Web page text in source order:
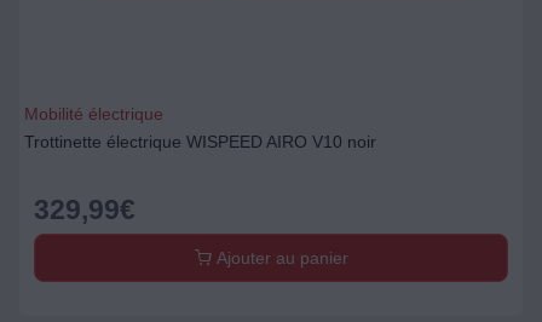
Mobilité électrique
Trottinette électrique WISPEED AIRO V10 noir
329,99€
Ajouter au panier